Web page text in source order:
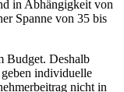
in Abhängigkeit von
Spanne von 35 bis
Budget. Deshalb
individuelle
nicht in